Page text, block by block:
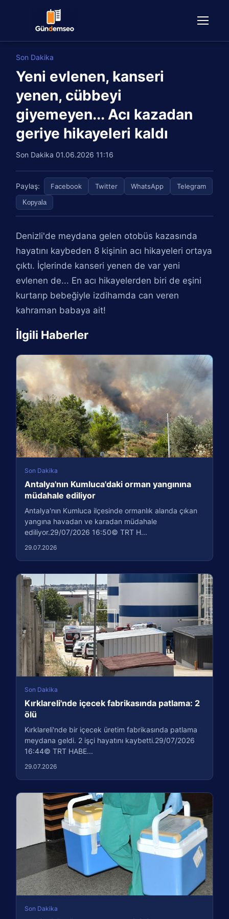
Son Dakika
Yeni evlenen, kanseri
yenen, cübbeyi
giyemeyen... Acı kazadan
geriye hikayeleri kaldı
Son Dakika 01.06.2026 11:16
Paylaş: Facebook Twitter WhatsApp Telegram
Kopyala
Denizli'de meydana gelen otobüs kazasında
hayatını kaybeden 8 kişinin acı hikayeleri ortaya
çıktı. İçlerinde kanseri yenen de var yeni
evlenen de... En acı hikayelerden biri de eşini
kurtarıp bebeğiyle izdihamda can veren
kahraman babaya ait!
İlgili Haberler
Son Dakika
Antalya'nın Kumluca'daki orman yangınına
müdahale ediliyor
Antalya'nın Kumluca ilçesinde ormanlık alanda çıkan
yangına havadan ve karadan müdahale
ediliyor.29/07/2026 16:50© TRT H...
29.07.2026
Son Dakika
Kırklareli'nde içecek fabrikasında patlama: 2
ölü
Kırklareli'nde bir içecek üretim fabrikasında patlama
meydana geldi. 2 işçi hayatını kaybetti.29/07/2026
16:44© TRT HABE...
29.07.2026
Son Dakika